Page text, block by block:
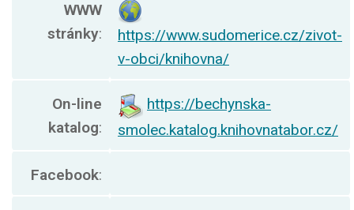
WWW
stránky:
https://www.sudomerice.cz/zivot-
v-obci/knihovna/
On-line
katalog:
https://bechynska-
smolec.katalog.knihovnatabor.cz/
Facebook: